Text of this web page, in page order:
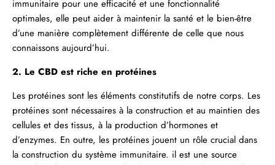
immunitaire pour une efficacité et une fonctionnalité
optimales, elle peut aider à maintenir la santé et le bien-être
d’une manière complètement différente de celle que nous
connaissons aujourd’hui.
2. Le CBD est riche en protéines
Les protéines sont les éléments constitutifs de notre corps. Les
protéines sont nécessaires à la construction et au maintien des
cellules et des tissus, à la production d’hormones et
d’enzymes. En outre, les protéines jouent un rôle crucial dans
la construction du système immunitaire. il est une source